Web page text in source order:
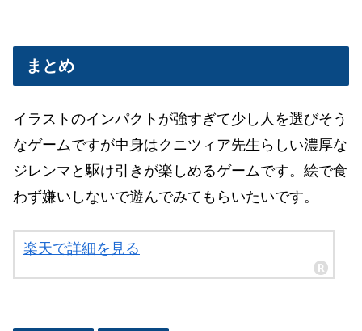
4人プレイ時の準備の例です
まとめ
イラストのインパクトが強すぎて少し人を選びそう
なゲームですが中身はクニツィア先生らしい濃厚な
ジレンマと駆け引きが楽しめるゲームです。絵で食
わず嫌いしないで遊んでみてもらいたいです。
楽天で詳細を見る